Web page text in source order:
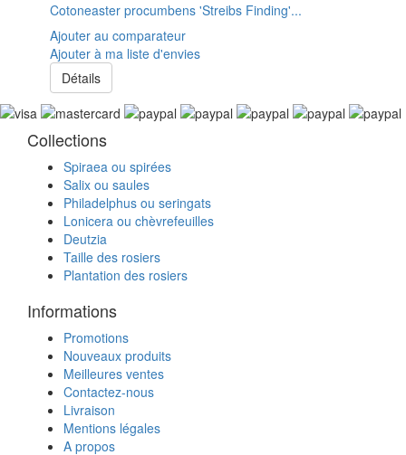
Cotoneaster procumbens 'Streibs Finding'...
Ajouter au comparateur
Ajouter à ma liste d'envies
Détails
Collections
Spiraea ou spirées
Salix ou saules
Philadelphus ou seringats
Lonicera ou chèvrefeuilles
Deutzia
Taille des rosiers
Plantation des rosiers
Informations
Promotions
Nouveaux produits
Meilleures ventes
Contactez-nous
Livraison
Mentions légales
A propos